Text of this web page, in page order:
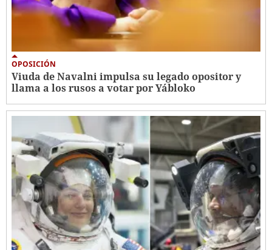
OPOSICIÓN
Viuda de Navalni impulsa su legado opositor y
llama a los rusos a votar por Yábloko